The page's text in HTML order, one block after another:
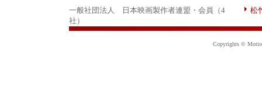
一般社団法人 日本映画製作者連盟・会員（4
社）
松
Copyrights ©